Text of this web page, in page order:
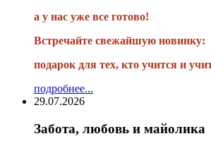
а у нас уже все готово!
Встречайте свежайшую новинку:
подарок для тех, кто учится и
подробнее...
29.07.2026
Забота, любовь и майолика